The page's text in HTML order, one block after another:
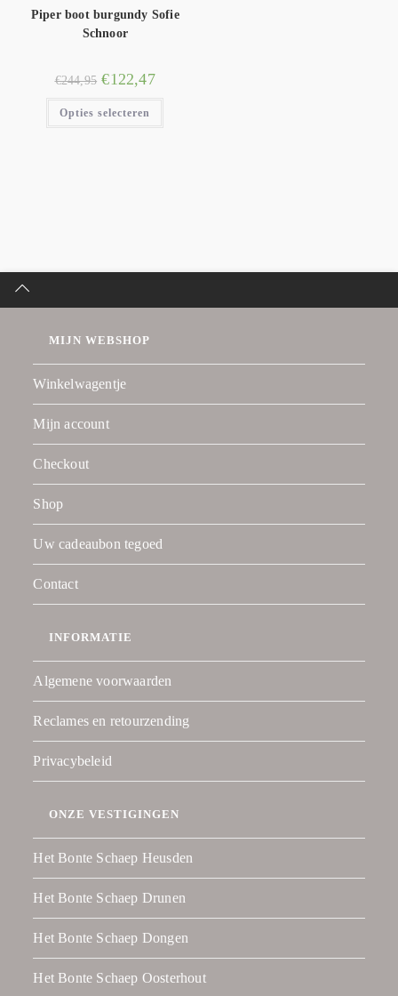
Piper boot burgundy Sofie
Schnoor
€244,95 €122,47
Opties selecteren
MIJN WEBSHOP
Winkelwagentje
Mijn account
Checkout
Shop
Uw cadeaubon tegoed
Contact
INFORMATIE
Algemene voorwaarden
Reclames en retourzending
Privacybeleid
ONZE VESTIGINGEN
Het Bonte Schaep Heusden
Het Bonte Schaep Drunen
Het Bonte Schaep Dongen
Het Bonte Schaep Oosterhout